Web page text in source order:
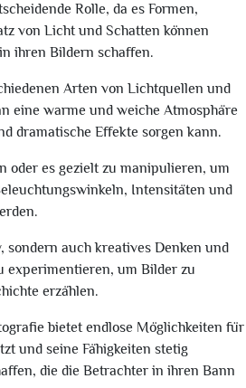
Rolle, da es Formen,
von Licht und Schatten können
ihren Bildern schaffen.
Arten von Lichtquellen und
eine warme und weiche Atmosphäre
dramatische Effekte sorgen kann.
oder es gezielt zu manipulieren, um
Intensitäten und
auch kreatives Denken und
experimentieren, um Bilder zu
erzählen.
bietet endlose Möglichkeiten für
und seine Fähigkeiten stetig
die die Betrachter in ihren Bann